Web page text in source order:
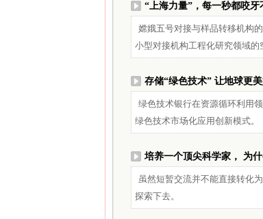
“上海力量”，每一秒都咬牙
嫦娥五号对接与样品转移机构
小型对接机构工程化研究领域的
存储“绿色技术” 让地球更
绿色技术银行在资源循环利用
绿色技术市场化应用创新模式。
培养一个顶尖科学家， 为
虽然短暂交流并不能直接转化
探索下去。